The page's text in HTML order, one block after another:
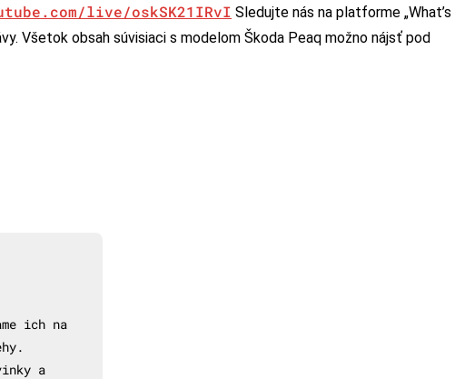
live/oskSK21IRvI Sledujte nás na platforme „What’s
Všetok obsah súvisiaci s modelom Škoda Peaq možno nájsť pod
ich na
a